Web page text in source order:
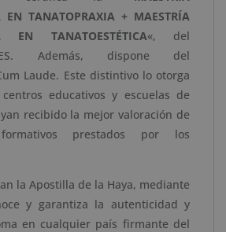
EN TANATOPRAXIA + MAESTRÍA
EN TANATOESTÉTICA«, del
Además, dispone del
Laude. Este distintivo lo otorga
educativos y escuelas de
recibido la mejor valoración de
prestados por los
la Apostilla de la Haya, mediante
y garantiza la autenticidad y
en cualquier país firmante del